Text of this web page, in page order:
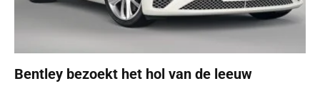
Bentley bezoekt het hol van de leeuw